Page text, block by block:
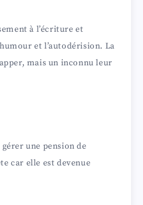
à l’écriture et
et l’autodérision. La
mais un inconnu leur
une pension de
car elle est devenue